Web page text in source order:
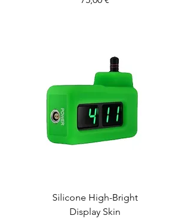
Silicone High-Bright
Display Skin